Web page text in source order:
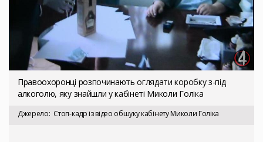
Правоохоронці розпочинають оглядати коробку з-під
алкоголю, яку знайшли у кабінеті Миколи Голіка
Джерело Стоп-кадр із відео обшуку кабінету Миколи Голіка